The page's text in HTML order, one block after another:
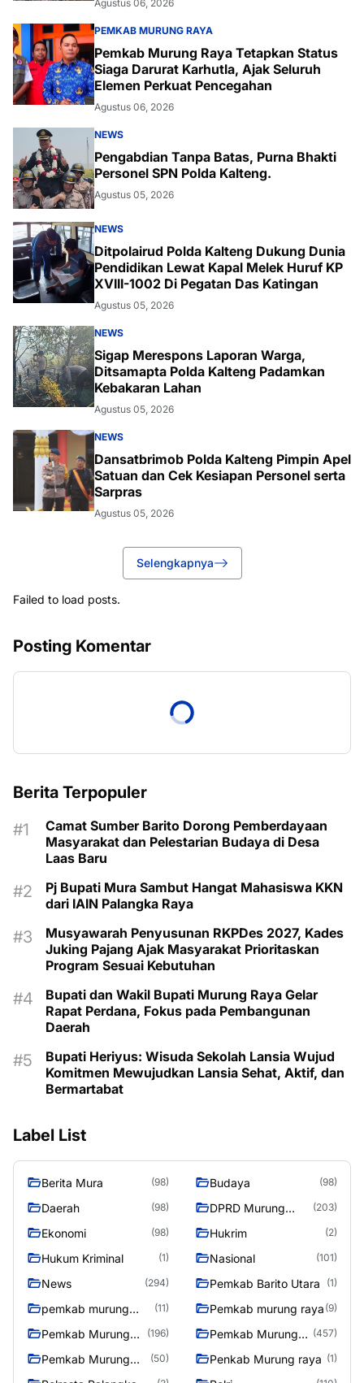
Agustus 06, 2026
PEMKAB MURUNG RAYA
Pemkab Murung Raya Tetapkan Status
Siaga Darurat Karhutla, Ajak Seluruh
Elemen Perkuat Pencegahan
Agustus 06, 2026
NEWS
Pengabdian Tanpa Batas, Purna Bhakti
Personel SPN Polda Kalteng.
Agustus 05, 2026
NEWS
Ditpolairud Polda Kalteng Dukung Dunia
Pendidikan Lewat Kapal Melek Huruf KP
XVIII-1002 Di Pegatan Das Katingan
Agustus 05, 2026
NEWS
Sigap Merespons Laporan Warga,
Ditsamapta Polda Kalteng Padamkan
Kebakaran Lahan
Agustus 05, 2026
NEWS
Dansatbrimob Polda Kalteng Pimpin Apel
Satuan dan Cek Kesiapan Personel serta
Sarpras
Agustus 05, 2026
Selengkapnya
Failed to load posts.
Posting Komentar
Berita Terpopuler
Camat Sumber Barito Dorong Pemberdayaan
Masyarakat dan Pelestarian Budaya di Desa
Laas Baru
Pj Bupati Mura Sambut Hangat Mahasiswa KKN
dari IAIN Palangka Raya
Musyawarah Penyusunan RKPDes 2027, Kades
Juking Pajang Ajak Masyarakat Prioritaskan
Program Sesuai Kebutuhan
Bupati dan Wakil Bupati Murung Raya Gelar
Rapat Perdana, Fokus pada Pembangunan
Daerah
Bupati Heriyus: Wisuda Sekolah Lansia Wujud
Komitmen Mewujudkan Lansia Sehat, Aktif, dan
Bermartabat
Label List
Berita Mura (98) Budaya (98)
Daerah (98)
DPRD Murung
(203)
Ekonomi (98) Hukrim (2)
Hukum Kriminal (1) Nasional (101)
News (294) Pemkab Barito Utara (1)
pemkab murung
(11) Pemkab murung raya (9)
Pemkab Murung
(196)
Pemkab Murung
(457)
Pemkab Murung
(50) Penkab Murung raya (1)